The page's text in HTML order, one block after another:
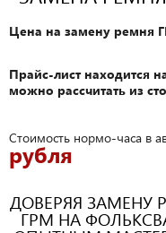
Цена на замену ремня
Прайс-лист находится
можно рассчитать из
Стоимость нормо-часа в
рубля
ДОВЕРЯЯ ЗАМЕНУ
ГРМ НА